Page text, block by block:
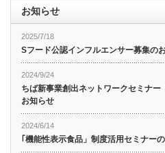
お知らせ
2025/7/18
Sフード公認インフルエンサー募集の
2024/9/24
ちば新事業創出ネットワークセミナ
お知らせ
2024/6/14
｢機能性表示食品」制度活用セミナー